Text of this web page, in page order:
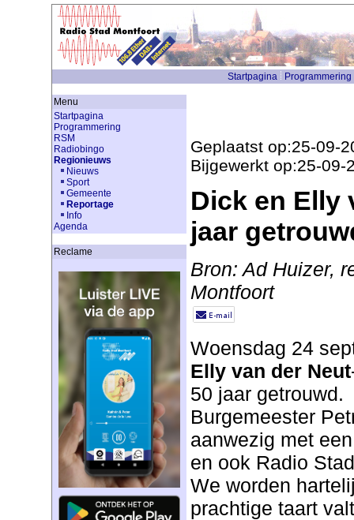
Startpagina Programmering
Menu
Startpagina
Programmering
RSM
Radiobingo
Regionieuws
Nieuws
Sport
Gemeente
Reportage
Info
Agenda
Reclame
Geplaatst op:25-09-
Bijgewerkt op:25-09-
Dick en Elly
jaar
Bron: Ad Huizer,
Montfoort
Woensdag 24
Elly van der Neut
50 jaar getrouwd.
Burgemeester
aanwezig met
en ook Radio
We worden
prachtige taart